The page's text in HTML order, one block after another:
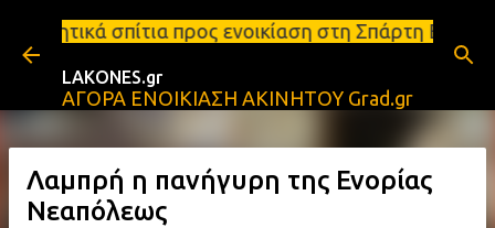
Μετάβαση στο κύριο περιεχόμενο
προς ενοικίαση στη Σπάρτη Ενοικιάσεις
LAKONES.gr
ΑΓΟΡΑ ΕΝΟΙΚΙΑΣΗ ΑΚΙΝΗΤΟΥ Grad.gr
Λαμπρή η πανήγυρη της Ενορίας
Νεαπόλεως